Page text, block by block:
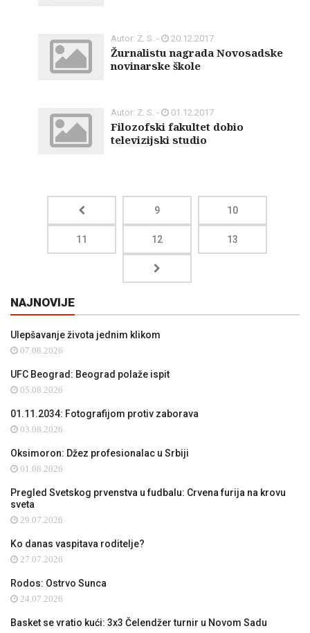
Autor: Z. S. - 20.12.2017
Žurnalistu nagrada Novosadske
novinarske škole
Autor: Z. S. - 01.12.2017
Filozofski fakultet dobio
televizijski studio
9 10
11 12 13
NAJNOVIJE
Ulepšavanje života jednim klikom
07.08.2026
UFC Beograd: Beograd polaže ispit
05.08.2026
01.11.2034: Fotografijom protiv zaborava
03.08.2026
Oksimoron: Džez profesionalac u Srbiji
01.08.2026
Pregled Svetskog prvenstva u fudbalu: Crvena furija na krovu
sveta
29.07.2026
Ko danas vaspitava roditelje?
27.07.2026
Rodos: Ostrvo Sunca
24.07.2026
Basket se vratio kući: 3x3 Čelendžer turnir u Novom Sadu